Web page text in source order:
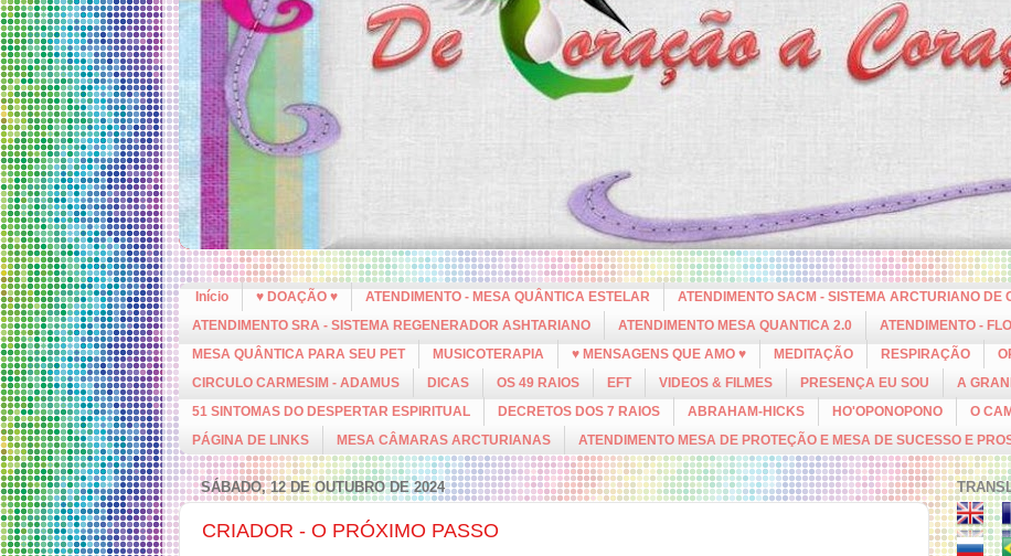
Início ♥ DOAÇÃO ♥ ATENDIMENTO - MESA QUÂNTICA ESTELAR
ATENDIMENTO SACM - SISTEMA ARCTURIANO DE
ATENDIMENTO SRA - SISTEMA REGENERADOR ASHTARIANO
ATENDIMENTO MESA QUANTICA 2.0
ATENDIMENTO -
MESA QUÂNTICA PARA SEU PET
MUSICOTERAPIA ♥ MENSAGENS QUE AMO ♥ MEDITAÇÃO RESPIRAÇÃO
CIRCULO CARMESIM - ADAMUS
DICAS OS 49 RAIOS EFT VIDEOS & FILMES PRESENÇA EU SOU
A
51 SINTOMAS DO DESPERTAR ESPIRITUAL
DECRETOS DOS 7 RAIOS ABRAHAM-HICKS HO'OPONOPONO O
PÁGINA DE LINKS
MESA CÂMARAS ARCTURIANAS ATENDIMENTO MESA DE PROTEÇÃO E MESA DE SUCESSO E
SÁBADO, 12 DE OUTUBRO DE 2024
CRIADOR - O PRÓXIMO PASSO